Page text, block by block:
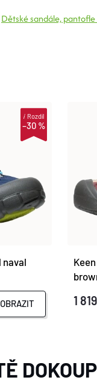
Dětské sandále, pantofle
–30 %
iRozdíl
naval
1